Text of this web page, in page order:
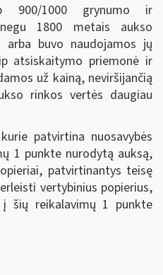
900/1000 grynumo ir
1800 metais aukso
buvo naudojamos jų
atsiskaitymo priemonė ir
už kainą, neviršijančią
rinkos vertės daugiau
patvirtina nuosavybės
1 punkte nurodytą auksą,
patvirtinantys teisę
vertybinius popierius,
šių reikalavimų 1 punkte